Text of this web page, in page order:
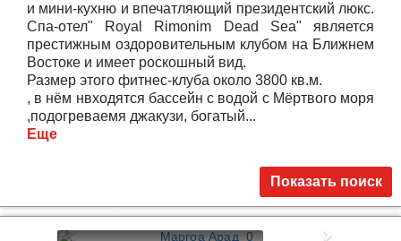
и мини-кухню и впечатляющий президентский люкс.
Спа-отел" Royal Rimonim Dead Sea" является
престижным оздоровительным клубом на Ближнем
Востоке и имеет роскошный вид.
Размер этого фитнес-клуба около 3800 кв.м.
, в нём нвходятся бассейн с водой с Мёртвого моря
,подогреваемя джакузи, богатый...
Еще
Показать поиск